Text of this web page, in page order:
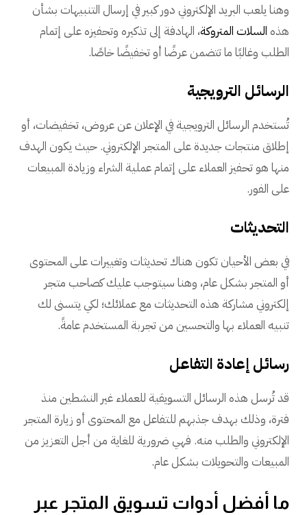
وهنا يلعب البريد الإلكتروني دور كبير في إرسال التنبيهات بشأن
هذه السلات المتروكة، الهادفة إلى تذكيره وتحفيزه على إتمام
الطلب وغالبًا ما تتضمن عرضًا أو تخفيضًا خاصًا.
الرسائل الترويجية
تُستخدم الرسائل الترويجية في الإعلان عن عروض، تخفيضات، أو
إطلاق منتجات جديدة على المتجر الإلكتروني. حيث يكون الهدف
منها هو تحفيز العملاء على إتمام عملية الشراء وزيادة المبيعات
على الفور.
التحديثات
في بعض الأحيان تكون هناك تحديثات وتغييرات على المحتوى
أو المتجر بشكل عام، وهنا سيتوجب عليك كصاحب متجر
إلكتروني مشاركة هذه التحديثات مع عملائك؛ لكي يتسنى لك
تنبيه العملاء بها والتحسين من تجربة المستخدم عامةً.
رسائل إعادة التفاعل
قد تُرسل هذه الرسائل التسويقية للعملاء غير النشطين منذ
فترة، وذلك بهدف جذبهم للتفاعل مع المحتوى أو زيارة المتجر
الإلكتروني والطلب منه. فهي ضرورية للغاية من أجل التعزيز من
المبيعات والتحويلات بشكل عام.
ما أفضل أدوات تسويق المتجر عبر